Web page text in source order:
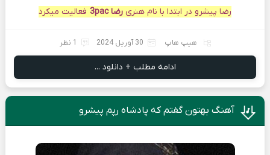
رضا پیشرو در ابتدا با نام هنری رضا 3pac فعالیت میکرد
هیپ هاپ 30 آوریل 2024 1 نظر
ادامه مطلب + دانلود ...
آهنگ بهتون گفتم که پادشاه رپم پیشرو